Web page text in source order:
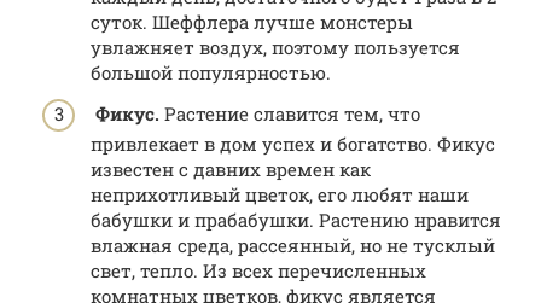
суток. Шеффлера лучше монстеры
увлажняет воздух, поэтому пользуется
большой популярностью.
Фикус. Растение славится тем, что
привлекает в дом успех и богатство. Фикус
известен с давних времен как
неприхотливый цветок, его любят наши
бабушки и прабабушки. Растению нравится
влажная среда, рассеянный, но не тусклый
свет, тепло. Из всех перечисленных
комнатных цветков, фикус является